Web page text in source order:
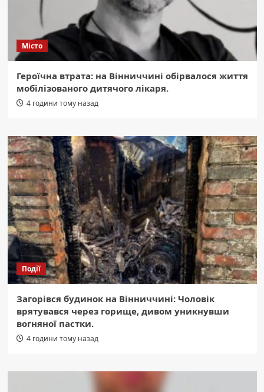
Місто
Героїчна втрата: на Вінниччині обірвалося життя
мобілізованого дитячого лікаря.
4 години тому назад
Події
Загорівся будинок на Вінниччині: Чоловік
врятувався через горище, дивом уникнувши
вогняної пастки.
4 години тому назад